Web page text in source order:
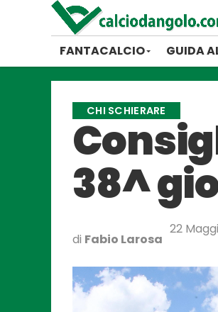
FANTACALCIO GUIDA
CHI SCHIERARE
38^
di Fabio Larosa
22